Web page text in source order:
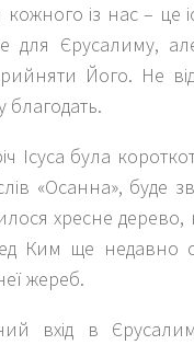
кожного із нас – це
для Єрусалиму,
Його. Не
благодать.
Ісуса була
«Осанна», буде
хресне
Ким ще недавно
жереб.
вхід в